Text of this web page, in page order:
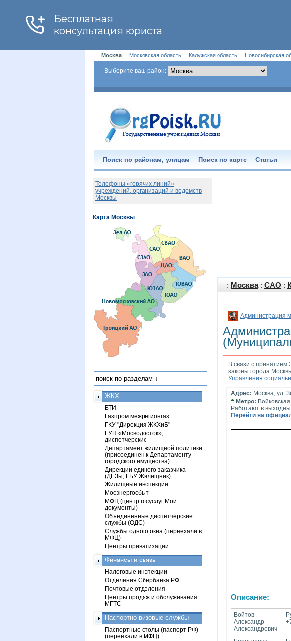
Москва Московская область Калужская область Новосибирская
Выберите ваш район:
Поиск по районам, улицам Поиск по карте Статьи
: Москва: САО :
Администрация
В связи с
законы города
Управления
Адрес: Москва, ул.
• Метро: Войковская
Работают в
Перейти на
Описание:
Войтов
Александр
Александрович
Телефоны «горячих линий»
учреждений, организаций и ведомств
Москвы
ЖКХ
БТИ
Газпром межрегионгаз
ГКУ "Дирекция ЖКХиБ"
ГУП «Мосводосток»,
диспетчерские
Департамент жилищной политики
(присоединен к Департаменту
городского имущества)
Дирекции единого заказчика
(ДЕЗы, ГБУ Жилищник)
Жилищные инспекции
Мосэнергосбыт
МФЦ (центр госуслуг Мои
документы)
Объединенные диспетчерские
службы (ОДС)
Службы одного окна (переехали в
МФЦ)
Центры приватизации
Финансы и связь
Налоговые инспекции
Отделения Сбербанка РФ
Почтовые отделения
Центры продаж и обслуживания
МГТС
Паспортно-визовые службы
Паспортные столы (паспорт РФ)
(переехали в МФЦ)